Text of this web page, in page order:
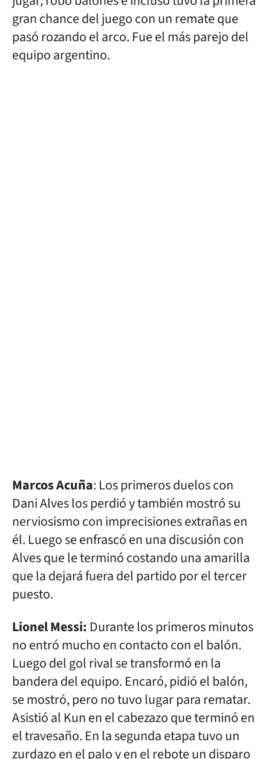
gran chance del juego con un remate que
pasó rozando el arco. Fue el más parejo del
equipo argentino.
Marcos Acuña: Los primeros duelos con
Dani Alves los perdió y también mostró su
nerviosismo con imprecisiones extrañas en
él. Luego se enfrascó en una discusión con
Alves que le terminó costando una amarilla
que la dejará fuera del partido por el tercer
puesto.
Lionel Messi: Durante los primeros minutos
no entró mucho en contacto con el balón.
Luego del gol rival se transformó en la
bandera del equipo. Encaró, pidió el balón,
se mostró, pero no tuvo lugar para rematar.
Asistió al Kun en el cabezazo que terminó en
el travesaño. En la segunda etapa tuvo un
zurdazo en el palo y en el rebote un disparo